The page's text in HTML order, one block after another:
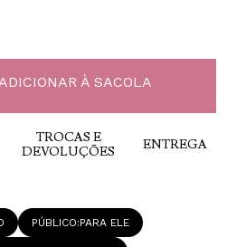
TROCAS E
DEVOLUÇÕES
ENTREGA
PÚBLICO PARA ELE